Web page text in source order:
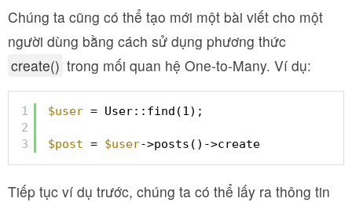
Chúng ta cũng có thể tạo mới một bài viết cho một
người dùng bằng cách sử dụng phương thức
create() trong mối quan hệ One-to-Many. Ví dụ:
1
2
3
$user = User::find(1);
$post = $user->posts()->create
Tiếp tục ví dụ trước, chúng ta có thể lấy ra thông tin